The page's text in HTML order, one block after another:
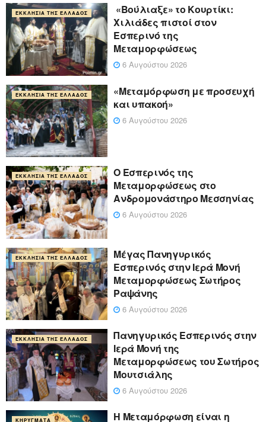
ΕΚΚΛΗΣΊΑ ΤΗΣ ΕΛΛΆΔΟΣ
«Βούλιαξε» το Κουρτίκι:
Χιλιάδες πιστοί στον
Εσπερινό της
Μεταμορφώσεως
6 Αυγούστου 2026
ΕΚΚΛΗΣΊΑ ΤΗΣ ΕΛΛΆΔΟΣ
«Μεταμόρφωση με προσευχή
και υπακοή»
6 Αυγούστου 2026
ΕΚΚΛΗΣΊΑ ΤΗΣ ΕΛΛΆΔΟΣ
Ο Εσπερινός της
Μεταμορφώσεως στο
Ανδρομονάστηρο Μεσσηνίας
6 Αυγούστου 2026
ΕΚΚΛΗΣΊΑ ΤΗΣ ΕΛΛΆΔΟΣ
Μέγας Πανηγυρικός
Εσπερινός στην Ιερά Μονή
Μεταμορφώσεως Σωτήρος
Ραψάνης
6 Αυγούστου 2026
ΕΚΚΛΗΣΊΑ ΤΗΣ ΕΛΛΆΔΟΣ
Πανηγυρικός Εσπερινός στην
Ιερά Μονή της
Μεταμορφώσεως του Σωτήρος
Μουτσιάλης
6 Αυγούστου 2026
ΚΗΡΎΓΜΑΤΑ Η Μεταμόρφωση είναι η